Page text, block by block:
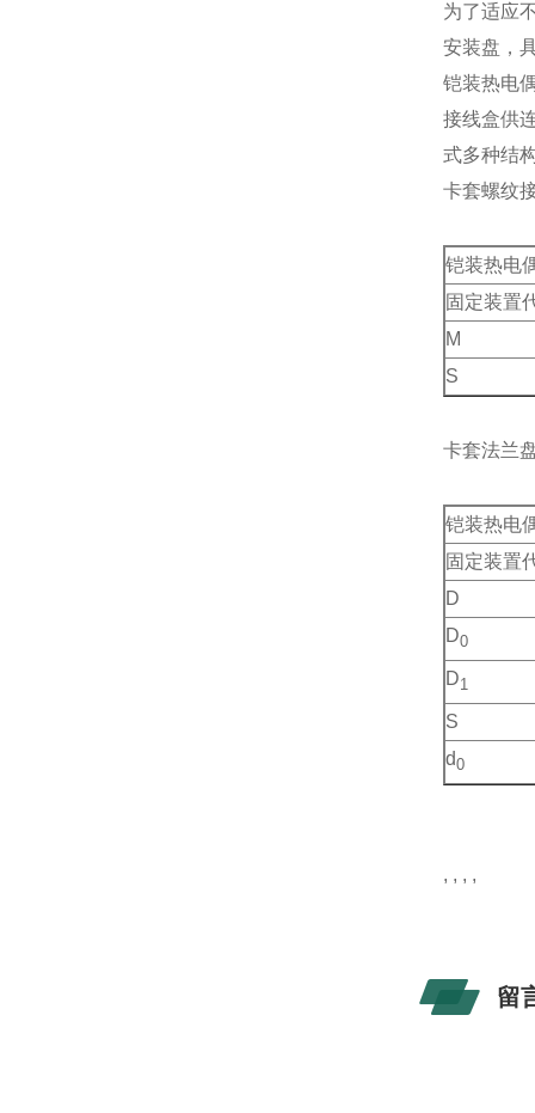
为了适应
安装盘，
铠装热电
接线盒供
式多种结
卡套螺纹
铠装热电
固定装置
M
S
卡套法兰
铠装热电
固定装置
D
D0
D1
S
d0
, , , ,
留